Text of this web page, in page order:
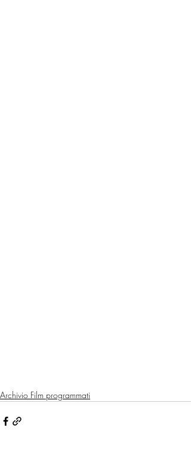
Archivio Film programmati